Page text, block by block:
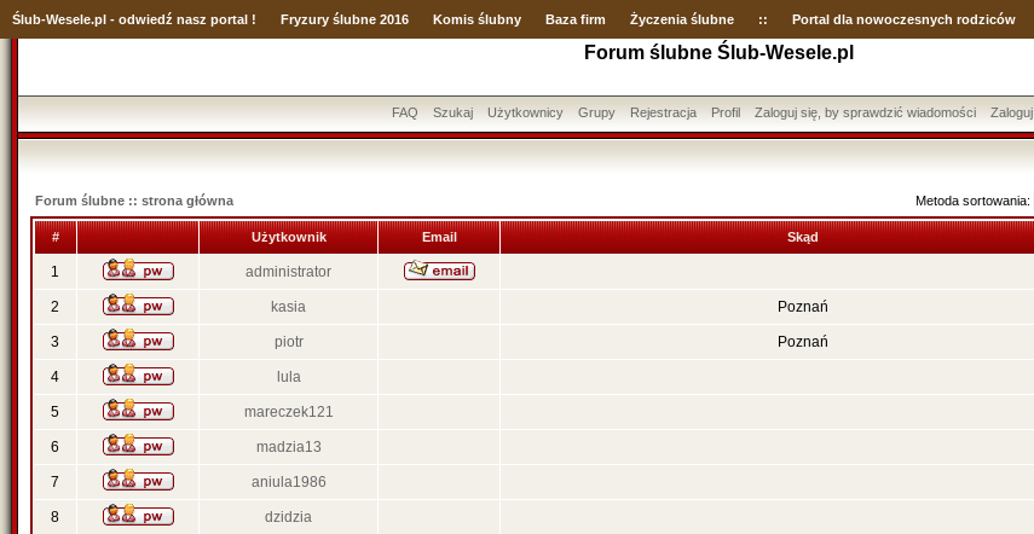
Ślub-Wesele.pl - odwiedź nasz portal ! Fryzury ślubne 2016 Komis ślubny Baza firm Życzenia ślubne :: Portal dla nowoczesnych rodziców
Forum ślubne Ślub-Wesele.pl
FAQ Szukaj Użytkownicy Grupy Rejestracja Profil Zaloguj się, by sprawdzić wiadomości Zaloguj
Forum ślubne :: strona główna Metoda sortowania:
# Użytkownik Email Skąd
1 administrator
2 kasia Poznań
3 piotr Poznań
4 lula
5 mareczek121
6 madzia13
7 aniula1986
8 dzidzia